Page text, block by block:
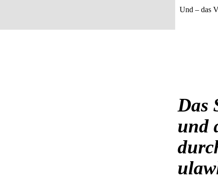
Und – das
Das
und